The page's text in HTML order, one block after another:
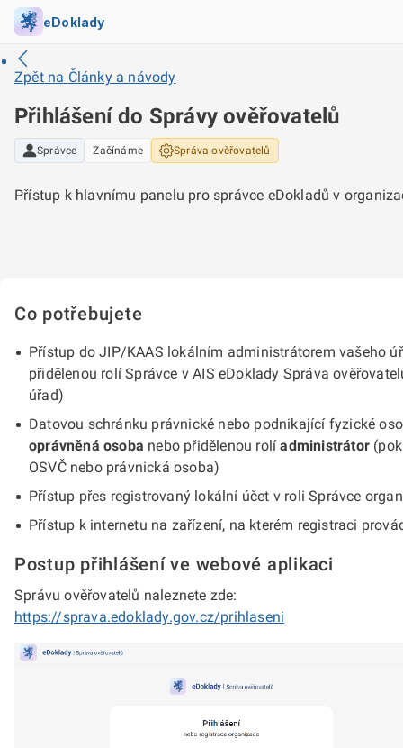
eDoklady
Zpět na Články a návody
Přihlášení do Správy ověřovatelů
Správce Začínáme Správa ověřovatelů
Přístup k hlavnímu panelu pro správce eDokladů v
Co potřebujete
Přístup do JIP/KAAS lokálním administrátorem vašeho
přidělenou rolí Správce v AIS eDoklady Správa
úřad)
Datovou schránku právnické nebo podnikající fyzické
oprávněná osoba nebo přidělenou rolíadministrátor
OSVČ nebo právnická osoba)
Přístup přes registrovaný lokální účet v roli Správce
Přístup k internetu na zařízení, na kterém registraci
Postup přihlášení ve webové aplikaci
Správu ověřovatelů naleznete zde:
https://sprava.edoklady.gov.cz/prihlaseni